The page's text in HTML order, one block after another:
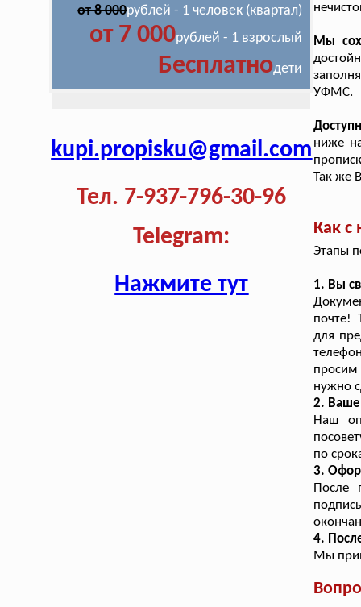
от 8 000рублей - 1 человек (квартал)
от 7 000рублей - 1 взрослый
Бесплатнодети
kupi.propisku@gmail.com
Тел. 7-937-796-30-96
Telegram:
Нажмите тут
Мы
УФМС.
ниже
Так же
Как с
Этапы
1. Вы
почте!
для
просим
нужно
2. Ваше
Наш
по
3.
После
4.
Мы